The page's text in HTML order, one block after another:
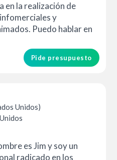
en la realización de
y
Puedo hablar en
Pide presupuesto
Unidos)
es Jim y soy un
radicado en los